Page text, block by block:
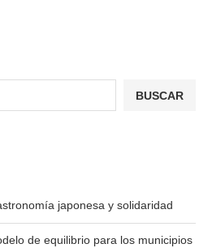
BUSCAR
japonesa y solidaridad
de equilibrio para los municipios